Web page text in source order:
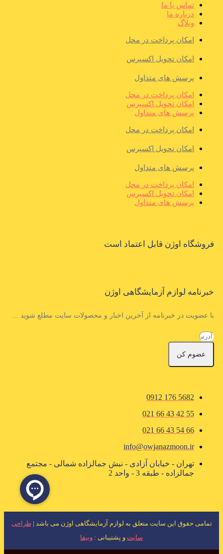
تماس با ما
درباره ما
وبلاگ
امکان پرداخت در محل
امکان تحویل اکسپرس
پرسش های متداول
امکان پرداخت در محل
امکان تحویل اکسپرس
پرسش های متداول
امکان پرداخت در محل
امکان تحویل اکسپرس
پرسش های متداول
امکان پرداخت در محل
امکان تحویل اکسپرس
پرسش های متداول
فروشگاه اوژن قابل اعتماد است
خبرنامه لوازم آزمایشگاهی اوژن
با عضویت در خبرنامه از آخرین اخبار و محصولات سایت مطلع شوید ...
عضوم کن
5682 176 0912
55 42 43 66 021
66 54 43 66 021
info@owjanazmoon.ir
تهران - خیابان آزادی - نبش جمالزاده شمالی - مجتمع
جمالزاده - طبقه 3 - واحد 2
تمامی حقوق این سایت متعلق به لوازم آزمایشگاهی اوژن می باشد |طراحی
سایت و پشتیبانی : وبیفا